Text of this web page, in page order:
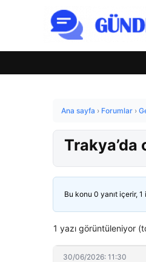
Ana sayfa › Forumlar ›
Trakya’da
Bu konu 0 yanıt içerir,
1 yazı görüntüleniyor
30/06/2026: 11:30